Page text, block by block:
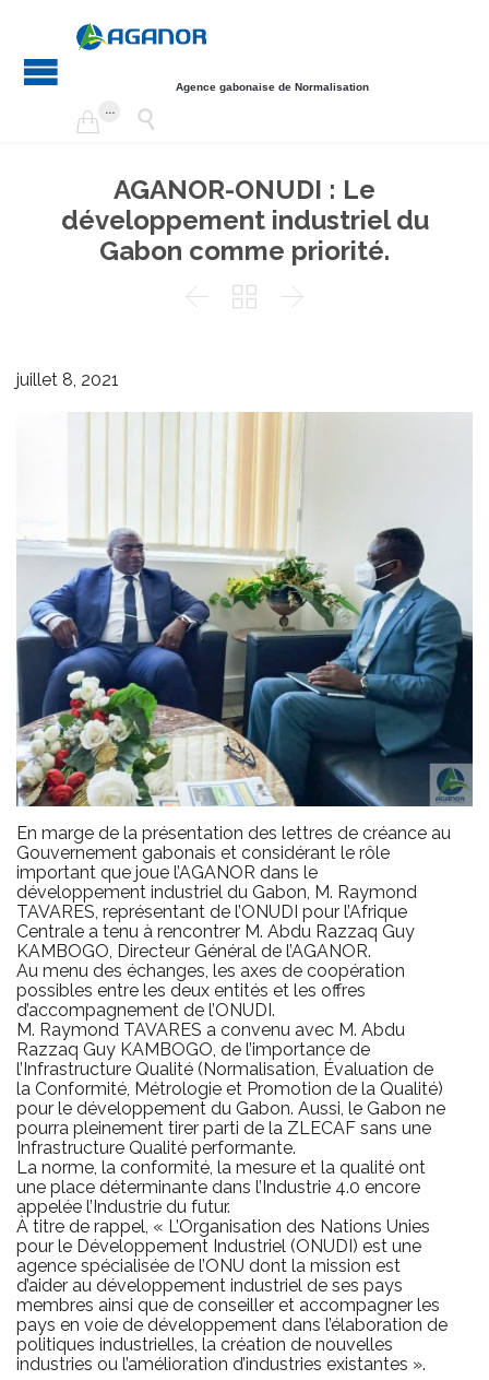
Agence gabonaise de Normalisation

... 
AGANOR-ONUDI : Le
développement industriel du
Gabon comme priorité.
  
juillet 8, 2021
En marge de la présentation des lettres de créance au
Gouvernement gabonais et considérant le rôle
important que joue l’AGANOR dans le
développement industriel du Gabon, M. Raymond
TAVARES, représentant de l’ONUDI pour l’Afrique
Centrale a tenu à rencontrer M. Abdu Razzaq Guy
KAMBOGO, Directeur Général de l’AGANOR.
Au menu des échanges, les axes de coopération
possibles entre les deux entités et les offres
d’accompagnement de l’ONUDI.
M. Raymond TAVARES a convenu avec M. Abdu
Razzaq Guy KAMBOGO, de l’importance de
l’Infrastructure Qualité (Normalisation, Évaluation de
la Conformité, Métrologie et Promotion de la Qualité)
pour le développement du Gabon. Aussi, le Gabon ne
pourra pleinement tirer parti de la ZLECAF sans une
Infrastructure Qualité performante.
La norme, la conformité, la mesure et la qualité ont
une place déterminante dans l’Industrie 4.0 encore
appelée l’Industrie du futur.
À titre de rappel, « L’Organisation des Nations Unies
pour le Développement Industriel (ONUDI) est une
agence spécialisée de l’ONU dont la mission est
d’aider au développement industriel de ses pays
membres ainsi que de conseiller et accompagner les
pays en voie de développement dans l’élaboration de
politiques industrielles, la création de nouvelles
industries ou l’amélioration d’industries existantes ».